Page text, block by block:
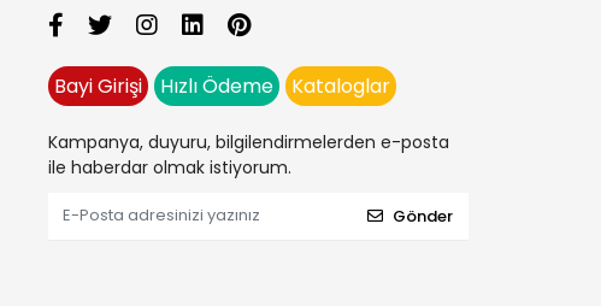
Bayi Girişi Hızlı Ödeme Kataloglar
Kampanya, duyuru, bilgilendirmelerden e-posta
ile haberdar olmak istiyorum.
Gönder